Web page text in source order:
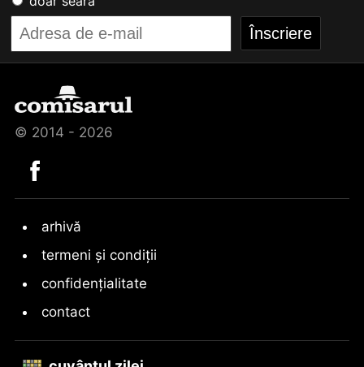
© 2014 - 2026
arhivă
termeni și condiții
confidențialitate
contact